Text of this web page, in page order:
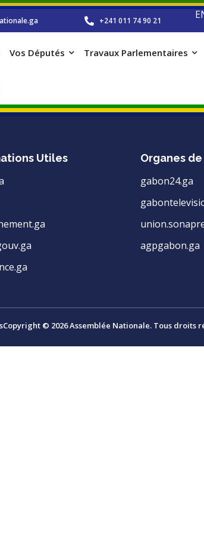
+241 011 74 90 21
Vos Députés Travaux Parlementaires
Utiles Organes
gabon24.ga
agpgabon.ga
Copyright © 2026 Assemblée Nationale. Tous droits